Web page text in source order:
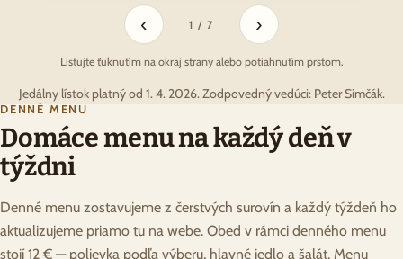
‹ 1 / 7 ›
Listujte ťuknutím na okraj strany alebo potiahnutím prstom.
Jedálny lístok platný od 1. 4. 2026. Zodpovedný vedúci: Peter Simčák.
DENNÉ MENU
Domáce menu na každý deň v
týždni
Denné menu zostavujeme z čerstvých surovín a každý týždeň ho
aktualizujeme priamo tu na webe. Obed v rámci denného menu
stojí 12 € — polievka podľa výberu, hlavné jedlo a šalát. Menu